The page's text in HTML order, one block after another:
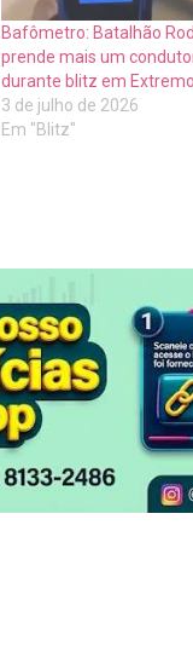
Bafômetro: Batalhão
prende mais um
durante blitz em
3 de julho de 2026
Em "Blitz"